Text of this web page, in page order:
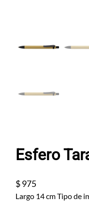
Esfero
$975
Largo 14 cm Tipo de